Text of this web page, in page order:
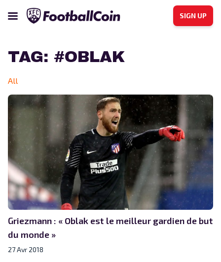
SIGN UP
TAG: #OBLAK
All
Griezmann : « Oblak est le meilleur gardien de but
du monde »
27 Avr 2018